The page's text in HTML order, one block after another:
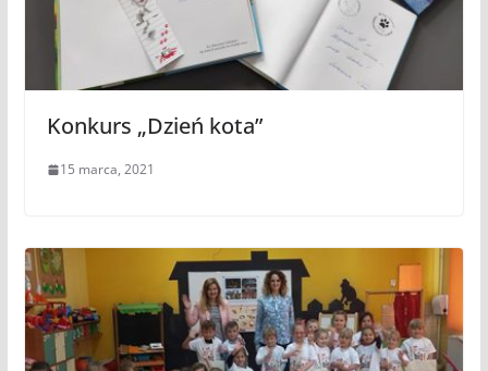
Konkurs „Dzień kota”
15 marca, 2021